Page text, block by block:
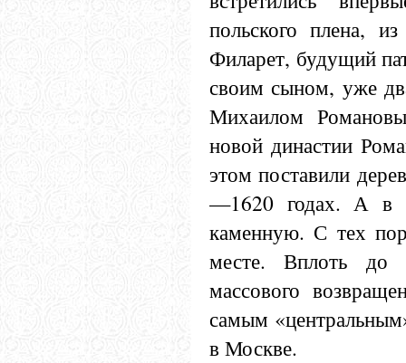
польского плена,
Филарет, будущий
своим сыном, уже
Михаилом
новой династии
этом поставили
—1620 годах. А в
каменную. С тех
месте. Вплоть до
массового
самым
в Москве.